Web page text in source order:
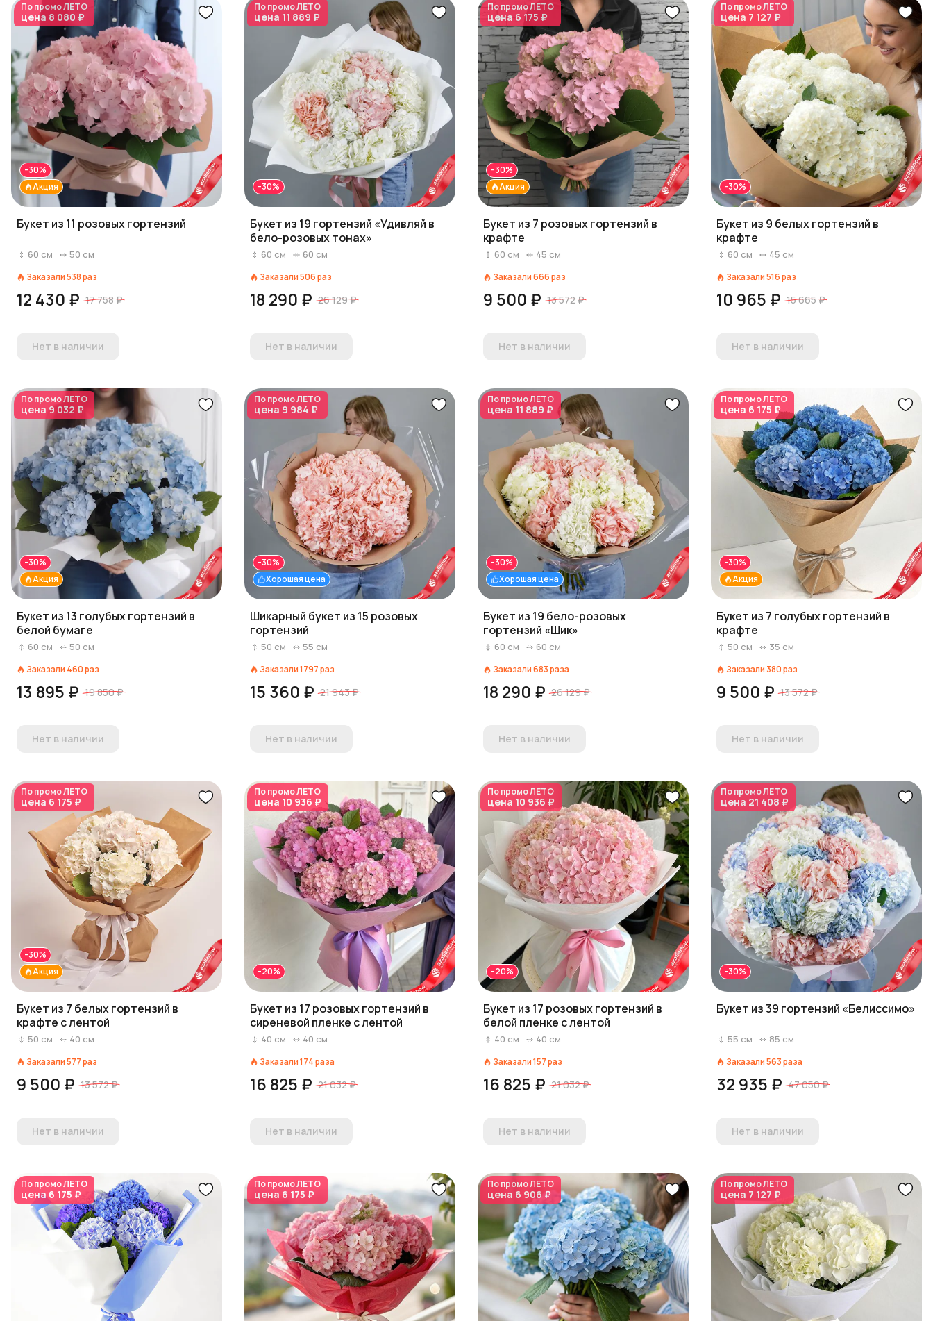
По промоЛЕТО
цена 8 080 ₽
Акция
-30%
Букет из 11 розовых гортензий
60 см 50 см
Заказали538раз
12 430 ₽ 17 758 ₽
Нет в наличии
По промоЛЕТО
цена 11 889 ₽
-30%
Букет из 19 гортензий «Удивляй в
бело-розовых тонах»
60 см 60 см
Заказали506раз
18 290 ₽ 26 129 ₽
Нет в наличии
По промоЛЕТО
цена 6 175 ₽
Акция
-30%
Букет из 7 розовых гортензий в
крафте
60 см 45 см
Заказали666раз
9 500 ₽ 13 572 ₽
Нет в наличии
По промоЛЕТО
цена 7 127 ₽
-30%
Букет из 9 белых гортензий в
крафте
60 см 45 см
Заказали516раз
10 965 ₽ 15 665 ₽
Нет в наличии
По промоЛЕТО
цена 9 032 ₽
Акция
-30%
Букет из 13 голубых гортензий в
белой бумаге
60 см 50 см
Заказали 460раз
13 895 ₽ 19 850 ₽
Нет в наличии
По промоЛЕТО
цена 9 984 ₽
Хорошая цена
-30%
Шикарный букет из 15 розовых
гортензий
50 см 55 см
Заказали1797раз
15 360 ₽ 21 943 ₽
Нет в наличии
По промоЛЕТО
цена 11 889 ₽
Хорошая цена
-30%
Букет из 19 бело-розовых
гортензий «Шик»
60 см 60 см
Заказали683раза
18 290 ₽ 26 129 ₽
Нет в наличии
По промоЛЕТО
цена 6 175 ₽
Акция
-30%
Букет из 7 голубых гортензий в
крафте
50 см 35 см
Заказали 380раз
9 500 ₽ 13 572 ₽
Нет в наличии
По промоЛЕТО
цена 6 175 ₽
Акция
-30%
Букет из 7 белых гортензий в
крафте с лентой
50 см 40 см
Заказали577раз
9 500 ₽ 13 572 ₽
Нет в наличии
По промоЛЕТО
цена 10 936 ₽
-20%
Букет из 17 розовых гортензий в
сиреневой пленке с лентой
40 см 40 см
Заказали174раза
16 825 ₽ 21 032 ₽
Нет в наличии
По промоЛЕТО
цена 10 936 ₽
-20%
Букет из 17 розовых гортензий в
белой пленке с лентой
40 см 40 см
Заказали157раз
16 825 ₽ 21 032 ₽
Нет в наличии
По промоЛЕТО
цена 21 408 ₽
-30%
Букет из 39 гортензий «Белиссимо»
55 см 85 см
Заказали563раза
32 935 ₽ 47 050 ₽
Нет в наличии
По промоЛЕТО
цена6 175 ₽
По промоЛЕТО
цена 6 175 ₽
По промоЛЕТО
цена 6 906 ₽
По промоЛЕТО
цена 7 127 ₽